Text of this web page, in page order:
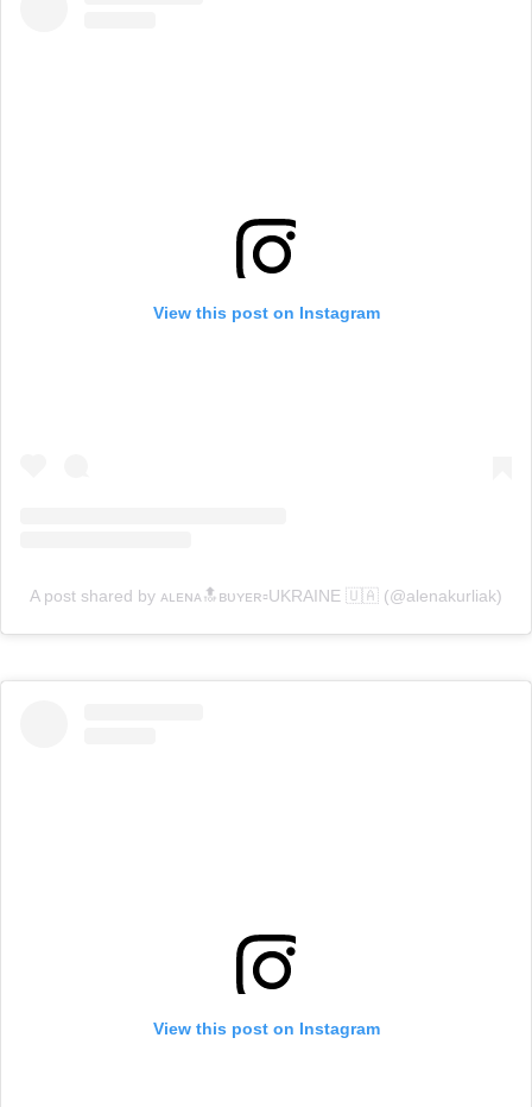
View this post on Instagram
A post shared by ᴀʟᴇɴᴀ🔝ʙᴜʏᴇʀ▫️UKRAINE 🇺🇦 (@alenakurliak)
View this post on Instagram